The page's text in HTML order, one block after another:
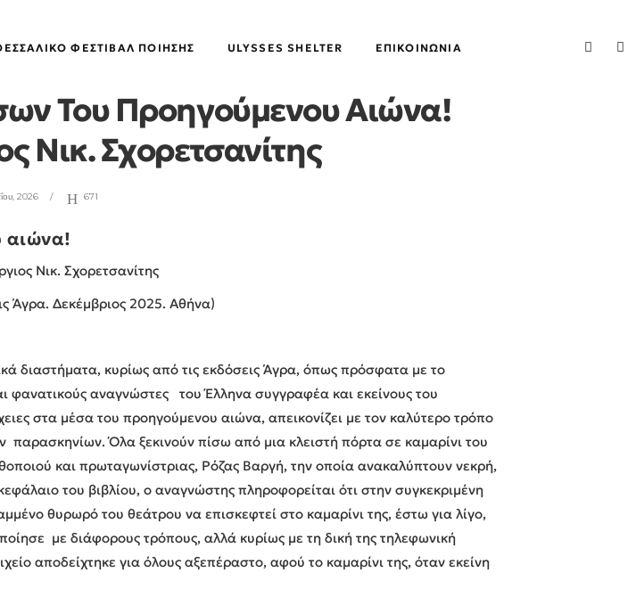
ΦΕΣΤΙΒΆΛ ΠΟΊΗΣΗΣ ULYSSES SHELTER ΕΠΙΚΟΙΝΩΝΊΑ
ΧΡΥΣΆ ΦΤΥΆΡΙΑ
Του Προηγούμενου Αιώνα!
Νικ. Σχορετσανίτης
2026 671
αιώνα!
Νικ. Σχορετσανίτης
Άγρα. Δεκέμβριος 2025. Αθήνα)
διαστήματα, κυρίως από τις εκδόσεις Άγρα, όπως πρόσφατα με το
φανατικούς αναγνώστες του Έλληνα συγγραφέα και εκείνους του
στα μέσα του προηγούμενου αιώνα, απεικονίζει με τον καλύτερο τρόπο
Όλα ξεκινούν πίσω από μια κλειστή πόρτα σε καμαρίνι του
και πρωταγωνίστριας, Ρόζας Βαργή, την οποία ανακαλύπτουν νεκρή,
του βιβλίου, ο αναγνώστης πληροφορείται ότι στην συγκεκριμένη
θυρωρό του θεάτρου να επισκεφτεί στο καμαρίνι της, έστω για λίγο,
με διάφορους τρόπους, αλλά κυρίως με τη δική της τηλεφωνική
αποδείχτηκε για όλους αξεπέραστο, αφού το καμαρίνι της, όταν εκείνη